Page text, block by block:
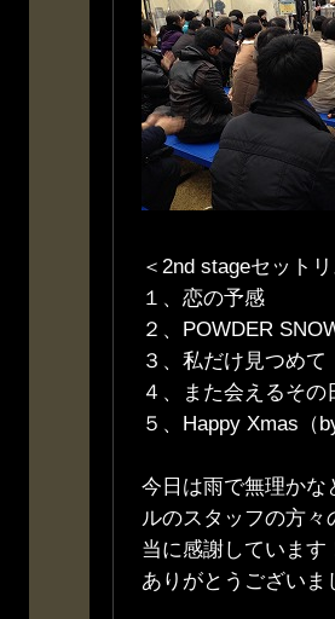
＜2nd stageセット
１、恋の予感
２、POWDER
３、私だけ見つめて
４、また会えるその
５、Happy Xmas（
今日は雨で無理かな
ルのスタッフの方
当に感謝しています
ありがとうござい